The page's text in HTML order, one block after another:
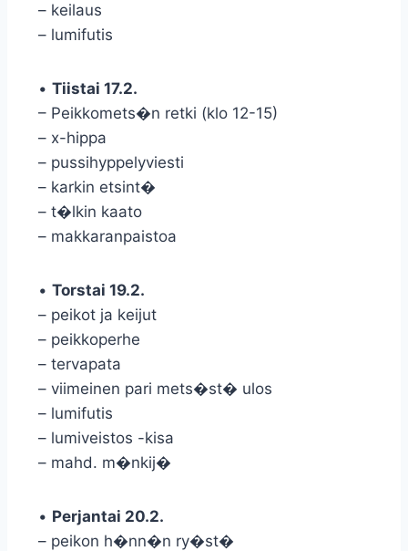
– keilaus
– lumifutis
• Tiistai 17.2.
– Peikkomets�n retki (klo 12-15)
– x-hippa
– pussihyppelyviesti
– karkin etsint�
– t�lkin kaato
– makkaranpaistoa
• Torstai 19.2.
– peikot ja keijut
– peikkoperhe
– tervapata
– viimeinen pari mets�st� ulos
– lumifutis
– lumiveistos -kisa
– mahd. m�nkij�
• Perjantai 20.2.
– peikon h�nn�n ry�st�